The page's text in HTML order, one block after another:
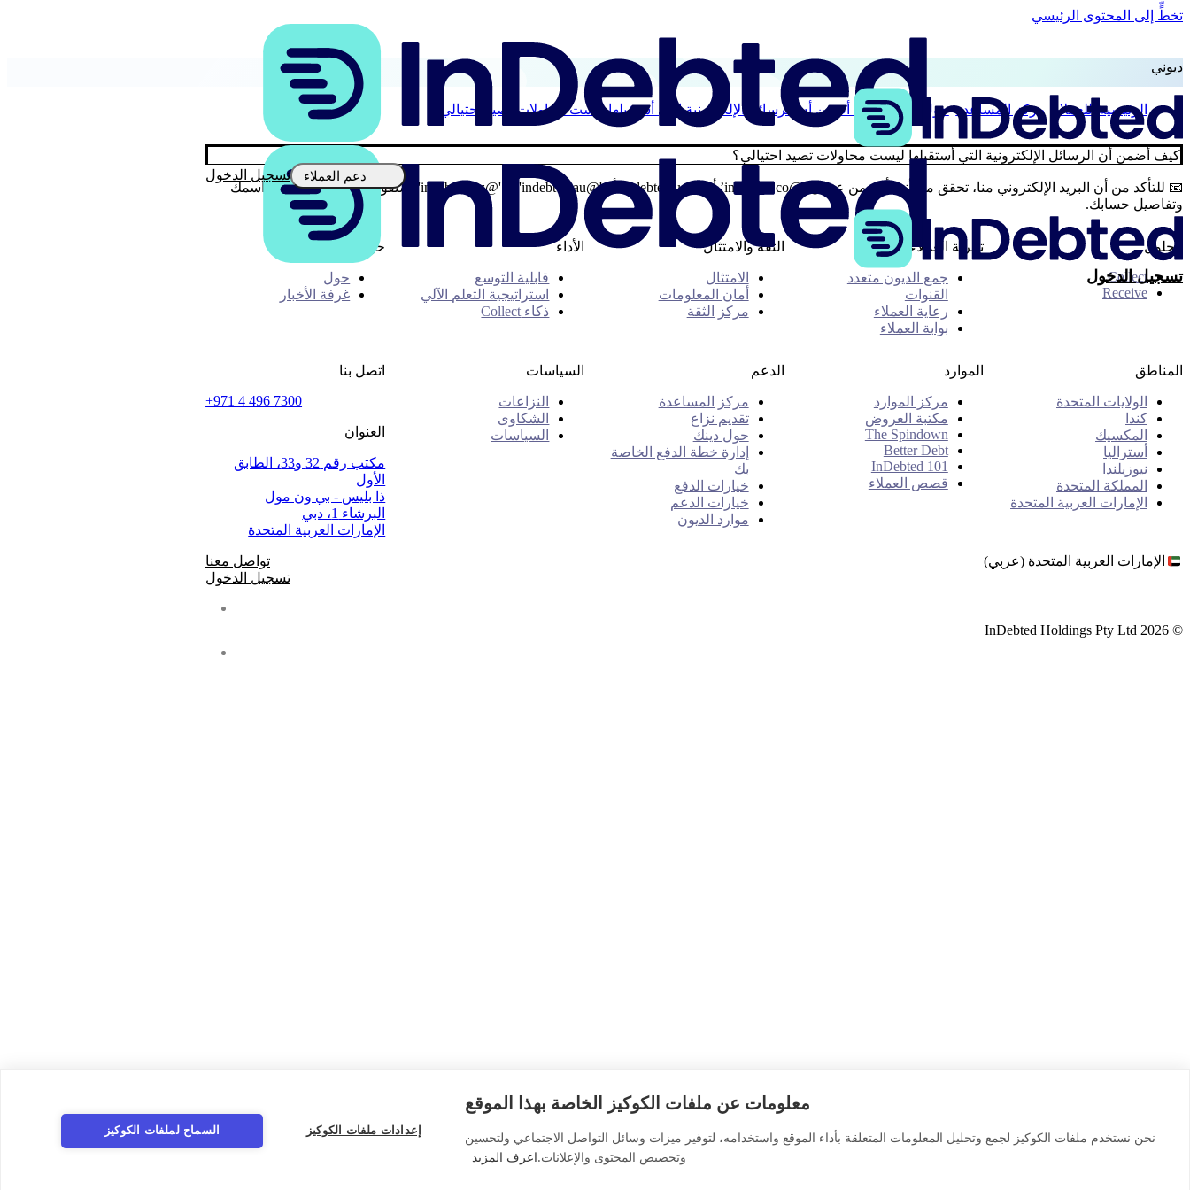
تخطٍّ إلى المحتوى الرئيسي
تسجيل الدخول
دعم العملاء تسجيل الدخول
ديوني
الرئيسية للعملاء مركز المساعدة حول ديونك كيف أضمن أن الرسائل الإلكترونية التي أستقبلها ليست محاولات تصيد احتيالي؟
كيف أضمن أن الرسائل الإلكترونية التي أستقبلها ليست محاولات تصيد احتيالي؟
📧 للتأكد من أن البريد الإلكتروني منا، تحقق من أنه يأتي من عنوان ‘@indebted.co’ أو '@indebted.us' أو '@indebted.au' أو '@indebted.nz'. سنقوم أيضًا دائمًا بتضمين اسمك
وتفاصيل حسابك.
الحلول
Collect
Receive
تجربة العملاء
جمع الديون متعدد
القنوات
رعاية العملاء
بوابة العملاء
الثقة والامتثال
الامتثال
أمان المعلومات
مركز الثقة
الأداء
قابلية التوسع
استراتيجية التعلم الآلي
ذكاء Collect
حول InDebted
حول
غرفة الأخبار
المناطق
الولايات المتحدة
كندا
المكسيك
أستراليا
نيوزيلندا
المملكة المتحدة
الإمارات العربية المتحدة
الموارد
مركز الموارد
مكتبة العروض
The Spindown
Better Debt
InDebted 101
قصص العملاء
الدعم
مركز المساعدة
تقديم نزاع
حول دينك
إدارة خطة الدفع الخاصة
بك
خيارات الدفع
خيارات الدعم
موارد الديون
السياسات
النزاعات
الشكاوى
السياسات
اتصل بنا
+971 4 496 7300
العنوان
مكتب رقم 32 و33، الطابق
الأول
ذا بليس - بي ون مول
البرشاء 1، دبي
الإمارات العربية المتحدة
الإمارات العربية المتحدة (عربي)
تواصل معنا
تسجيل الدخول
© 2026 InDebted Holdings Pty Ltd
معلومات عن ملفات الكوكيز الخاصة بهذا الموقع
نحن نستخدم ملفات الكوكيز لجمع وتحليل المعلومات المتعلقة بأداء الموقع واستخدامه، لتوفير ميزات وسائل التواصل الاجتماعي ولتحسين
وتخصيص المحتوى والإعلانات.اعرف المزيد
إعدادات ملفات الكوكيز السماح لملفات الكوكيز